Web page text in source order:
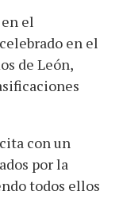
el
en el
de León,
con un
por la
todos ellos